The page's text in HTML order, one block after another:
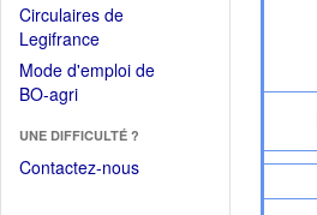
Circulaires de
Legifrance(Ouvrir
dans
une
fenêtre)
Mode d'emploi de
BO-agri(Ouvrir
une
nouvelle
UNE DIFFICULTÉ ?
Contactez-nous